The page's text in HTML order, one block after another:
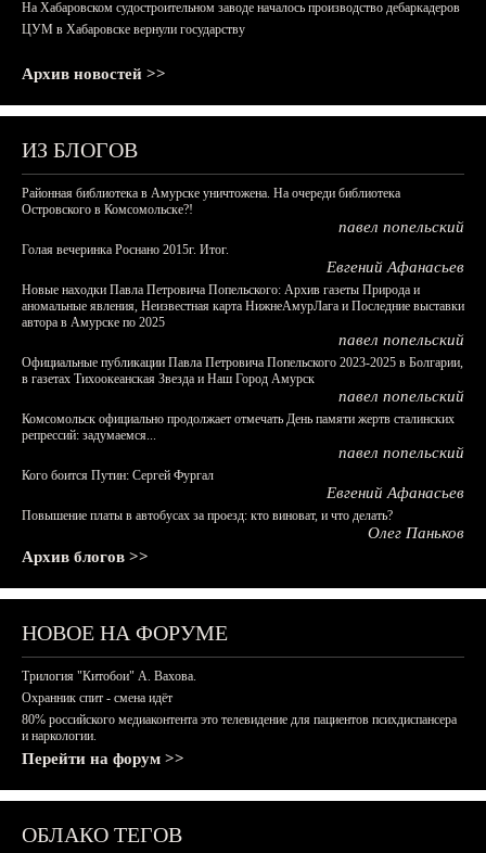
На Хабаровском судостроительном заводе началось производство дебаркадеров
ЦУМ в Хабаровске вернули государству
Архив новостей >>
ИЗ БЛОГОВ
Районная библиотека в Амурске уничтожена. На очереди библиотека
Островского в Комсомольске?!
павел попельский
Голая вечеринка Роснано 2015г. Итог.
Евгений Афанасьев
Новые находки Павла Петровича Попельского: Архив газеты Природа и
аномальные явления, Неизвестная карта НижнеАмурЛага и Последние выставки
автора в Амурске по 2025
павел попельский
Официальные публикации Павла Петровича Попельского 2023-2025 в Болгарии,
в газетах Тихоокеанская Звезда и Наш Город Амурск
павел попельский
Комсомольск официально продолжает отмечать День памяти жертв сталинских
репрессий: задумаемся...
павел попельский
Кого боится Путин: Сергей Фургал
Евгений Афанасьев
Повышение платы в автобусах за проезд: кто виноват, и что делать?
Олег Паньков
Архив блогов >>
НОВОЕ НА ФОРУМЕ
Трилогия "Китобои" А. Вахова.
Охранник спит - смена идёт
80% российского медиаконтента это телевидение для пациентов психдиспансера
и наркологии.
Перейти на форум >>
ОБЛАКО ТЕГОВ